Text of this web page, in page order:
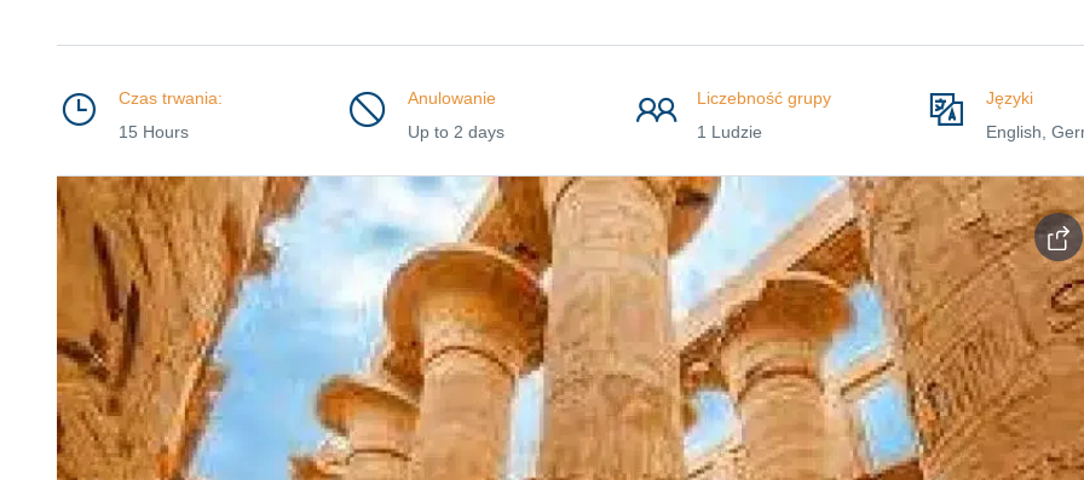
Czas trwania:
15 Hours
Anulowanie
Up to 2 days
Liczebność grupy
1 Ludzie
Języki
English,